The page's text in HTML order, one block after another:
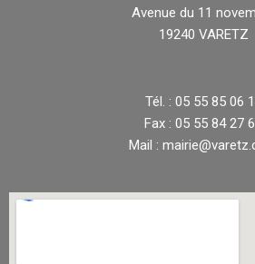
Avenue du 11
19240 VARETZ
Tél. : 05 55 85 06
Fax : 05 55 84 27
Mail :